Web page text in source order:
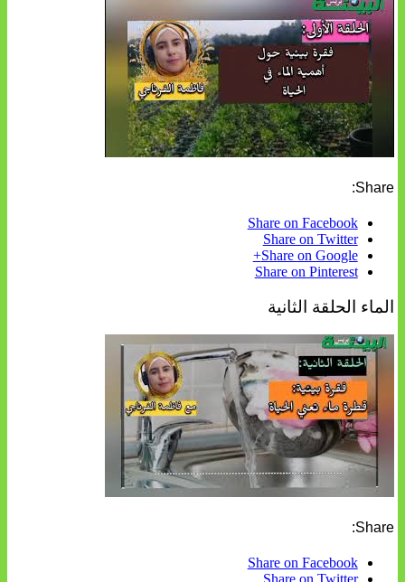
Share:
Share on Facebook
Share on Twitter
Share on Google+
Share on Pinterest
الماء الحلقة الثانية
Share:
Share on Facebook